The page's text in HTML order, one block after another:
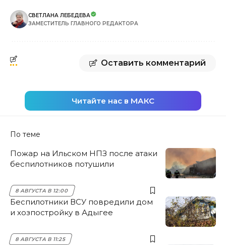
СВЕТЛАНА ЛЕБЕДЕВА
ЗАМЕСТИТЕЛЬ ГЛАВНОГО РЕДАКТОРА
Оставить комментарий
Читайте нас в МАКС
По теме
Пожар на Ильском НПЗ после атаки
беспилотников потушили
8 АВГУСТА В 12:00
Беспилотники ВСУ повредили дом
и хозпостройку в Адыгее
8 АВГУСТА В 11:25